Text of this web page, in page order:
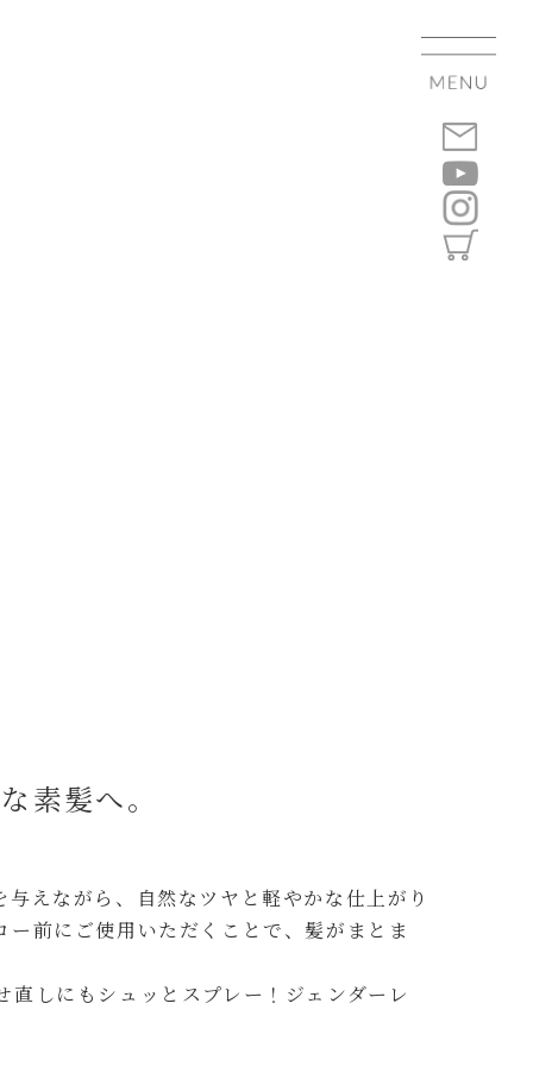
素髪へ。
えながら、自然なツヤと軽やかな仕上がり
前にご使用いただくことで、髪がまとま
しにもシュッとスプレー！ジェンダーレ